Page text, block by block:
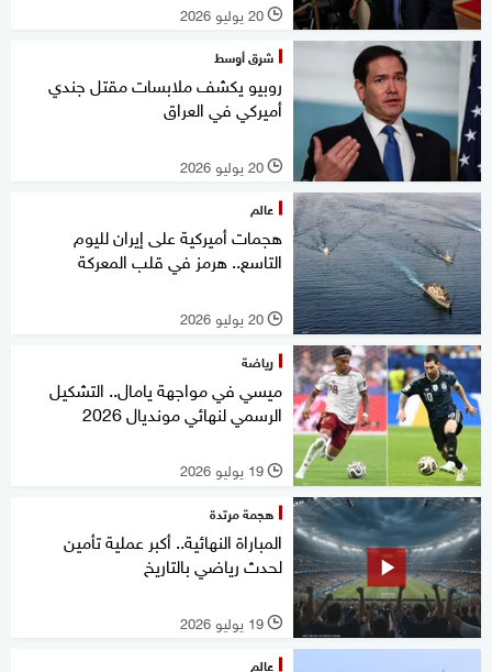
l 20 يوليو 2026
شرق أوسط
روبيو يكشف ملابسات مقتل جندي
أميركي في العراق
l 20 يوليو 2026
عالم
هجمات أميركية على إيران لليوم
التاسع.. هرمز في قلب المعركة
l 20 يوليو 2026
رياضة
ميسي في مواجهة يامال.. التشكيل
الرسمي لنهائي مونديال 2026
l 19 يوليو 2026
هجمة مرتدة
المباراة النهائية.. أكبر عملية تأمين
لحدث رياضي بالتاريخ
l 19 يوليو 2026
عالم